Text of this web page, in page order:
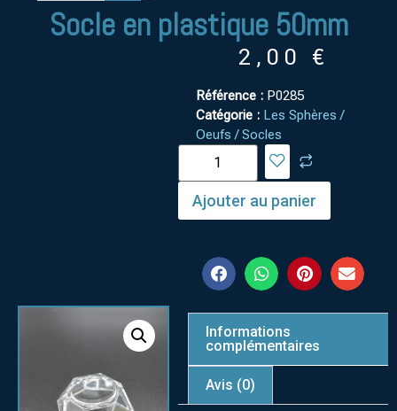
Socle en plastique 50mm
2,00 €
Référence : P0285
Catégorie : Les Sphères /
Oeufs / Socles
Ajouter au panier
Informations
complémentaires
Avis (0)